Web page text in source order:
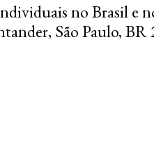
no Brasil e
São Paulo, BR